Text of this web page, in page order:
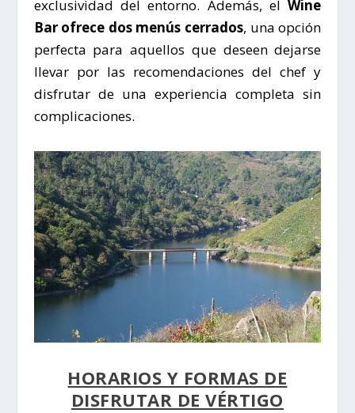
exclusividad del entorno. Además, elWine
Bar ofrece dos menús cerrados, una opción
perfecta para aquellos que deseen dejarse
llevar por las recomendaciones del chef y
disfrutar de una experiencia completa sin
complicaciones.
HORARIOS Y FORMAS DE
DISFRUTAR DE VÉRTIGO